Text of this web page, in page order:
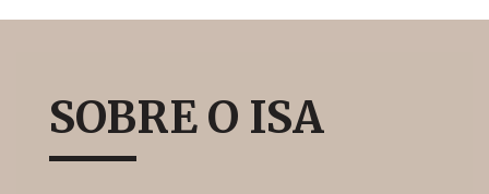
SOBRE O ISA